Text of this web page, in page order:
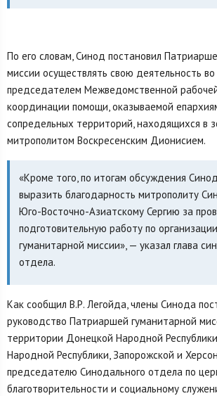
По его словам, Синод постановил
миссии осуществлять свою деятельность
председателем Межведомственной
координации помощи, оказываемой
сопредельных территорий, находящихся в
митрополитом Воскресенским Дионисием.
«Кроме того, по итогам обсуждения
выразить благодарность митрополиту
Юго-Восточно-Азиатскому Сергию за
подготовительную работу по
гуманитарной миссии», — указал глава
отдела.
Как сообщил В.Р. Легойда, члены Синода
руководство Патриаршей гуманитарной
территории Донецкой Народной
Народной Республики, Запорожской и
председателю Синодального отдела по
благотворительности и социальному